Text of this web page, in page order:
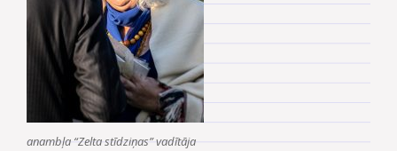
anambļa “Zelta stīdziņas” vadītāja